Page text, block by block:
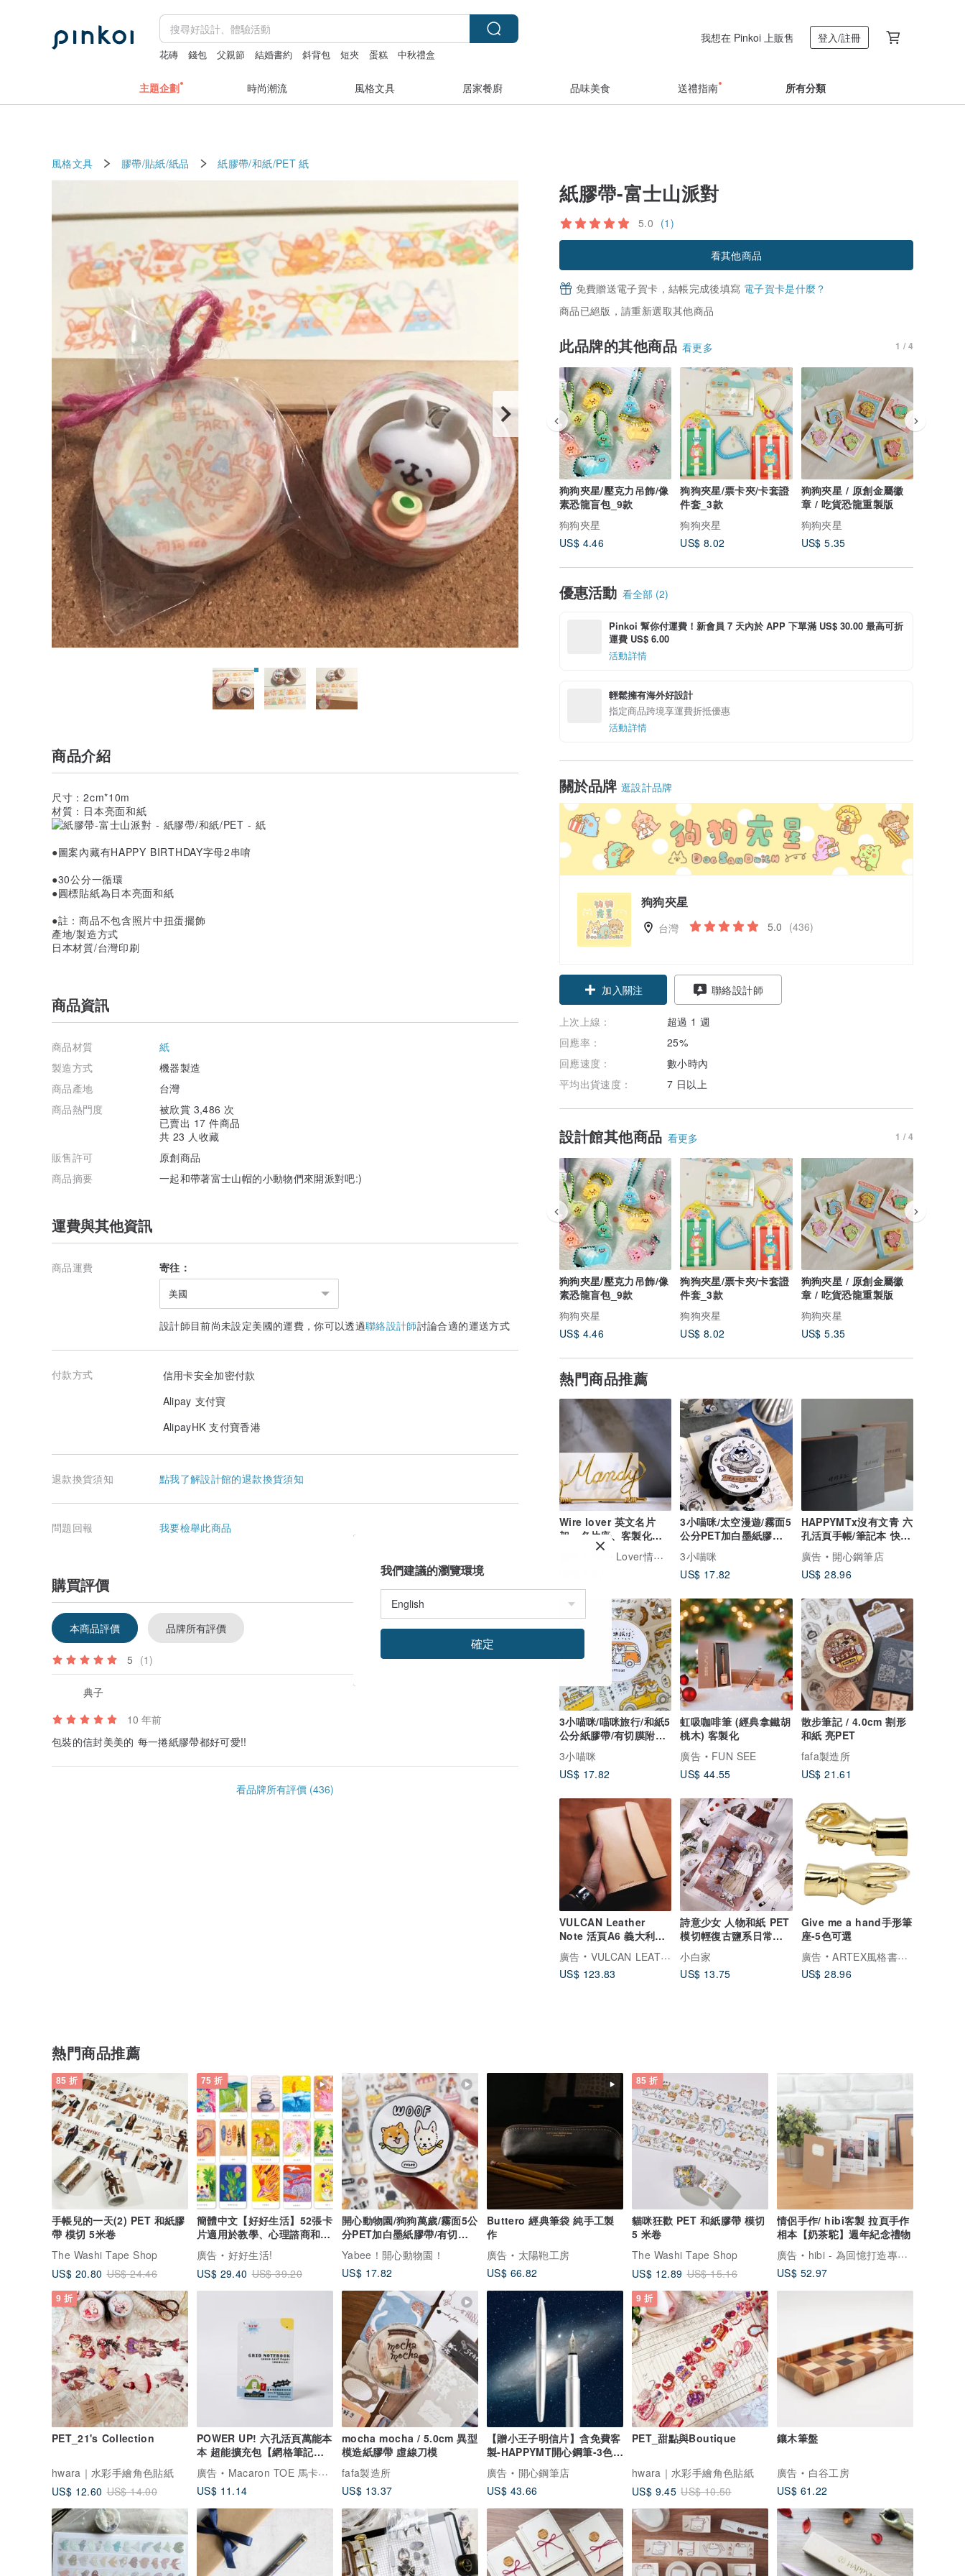
花磚 錢包 父親節 結婚書約 斜背包 短夾 蛋糕 中秋禮盒
我想在 Pinkoi 上販售 登入/註冊
主題企劃 時尚潮流 風格文具 居家餐廚 品味美食 送禮指南 所有分類
風格文具 膠帶/貼紙/紙品 紙膠帶/和紙/PET 紙
紙膠帶-富士山派對
5.0 (1)
看其他商品
免費贈送電子賀卡，結帳完成後填寫 電子賀卡是什麼？
商品已絕版，請重新選取其他商品
此品牌的其他商品 看更多 1 / 4
狗狗夾星/壓克力吊飾/像
素恐龍盲包_9款
狗狗夾星
US$ 4.46
狗狗夾星/票卡夾/卡套證
件套_3款
狗狗夾星
US$ 8.02
狗狗夾星 / 原創金屬徽
章 / 吃貨恐龍重製版
狗狗夾星
US$ 5.35
優惠活動 看全部 (2)
Pinkoi 幫你付運費！新會員 7 天內於 APP 下單滿 US$ 30.00 最高可折
運費 US$ 6.00
活動詳情
輕鬆擁有海外好設計
指定商品跨境享運費折抵優惠
活動詳情
關於品牌 逛設計品牌
狗狗夾星
台灣 5.0 (436)
加入關注 聯絡設計師
上次上線：
超過 1 週
回應率：
25%
回應速度：
數小時內
平均出貨速度：
7 日以上
設計館其他商品 看更多 1 / 4
狗狗夾星/壓克力吊飾/像
素恐龍盲包_9款
狗狗夾星
US$ 4.46
狗狗夾星/票卡夾/卡套證
件套_3款
狗狗夾星
US$ 8.02
狗狗夾星 / 原創金屬徽
章 / 吃貨恐龍重製版
狗狗夾星
US$ 5.35
熱門商品推薦
Wire lover 英文名片
架、名片座、客製化、
金屬線創作 耶誕節禮物
Wire Lover情鋁線藝術工作室
3小喵咪/太空漫遊/霧面5
公分PET加白墨紙膠帶/
有切膜附離型紙
3小喵咪
US$ 17.82
HAPPYMTx沒有文青 六
孔活頁手帳/筆記本 快速
出貨
廣告
開心鋼筆店
US$ 28.96
3小喵咪/喵咪旅行/和紙5
公分紙膠帶/有切膜附離
型紙
3小喵咪
US$ 17.82
虹吸咖啡筆 (經典拿鐵胡
桃木) 客製化
廣告
FUN SEE
US$ 44.55
散步筆記 / 4.0cm 割形
和紙 亮PET
fafa製造所
US$ 21.61
VULCAN Leather
Note 活頁A6 義大利A
級植鞣牛革 可加購壓印
服務
廣告
VULCAN LEATHER 精品手工皮件
US$ 123.83
詩意少女 人物和紙 PET
模切輕復古鹽系日常文
創手帳膠帶
小白家
US$ 13.75
Give me a hand手形筆
座-5色可選
廣告
ARTEX風格書寫精品
US$ 28.96
商品介紹
尺寸：2cm*10m
材質：日本亮面和紙
●圖案內藏有HAPPY BIRTHDAY字母2串唷
●30公分一循環
●圓標貼紙為日本亮面和紙
●註：商品不包含照片中扭蛋擺飾
產地/製造方式
日本材質/台灣印刷
商品資訊
商品材質
紙
製造方式
機器製造
商品產地
台灣
商品熱門度
被欣賞 3,486 次
已賣出 17 件商品
共 23 人收藏
販售許可
原創商品
商品摘要
一起和帶著富士山帽的小動物們來開派對吧:)
運費與其他資訊
商品運費 寄往：
美國
設計師目前尚未設定美國的運費，你可以透過聯絡設計師討論合適的運送方式
付款方式
信用卡安全加密付款
Alipay 支付寶
AlipayHK 支付寶香港
退款換貨須知 點我了解設計館的退款換貨須知
問題回報 我要檢舉此商品
購買評價
本商品評價 品牌所有評價
5 (1)
典子
10 年前
包裝的信封美美的 每一捲紙膠帶都好可愛!!
看品牌所有評價 (436)
熱門商品推薦
85 折
手帳兒的一天(2) PET 和紙膠
帶 模切 5米卷
The Washi Tape Shop
US$ 20.80 US$ 24.46
75 折
簡體中文【好好生活】52張卡
片適用於教學、心理諮商和
個、易安妮
廣告
好好生活!
US$ 29.40 US$ 39.20
開心動物園/狗狗萬歲/霧面5公
分PET加白墨紙膠帶/有切膜
附離型紙
Yabee！開心動物園！
US$ 17.82
Buttero 經典筆袋 純手工製
作
廣告
太陽鞄工房
US$ 66.82
85 折
貓咪狂歡 PET 和紙膠帶 模切
5 米卷
The Washi Tape Shop
US$ 12.89 US$ 15.16
情侶手作/ hibi客製 拉頁手作
相本【奶茶駝】週年紀念禮物
廣告
hibi - 為回憶打造專屬的家
US$ 52.97
9 折
PET_21's Collection
hwara｜水彩手繪角色貼紙
US$ 12.60 US$ 14.00
POWER UP! 六孔活頁萬能本
本 超能擴充包【網格筆記內
頁】
廣告
Macaron TOE 馬卡龍腳趾
US$ 11.14
mocha mocha / 5.0cm 異型
模造紙膠帶 虛線刀模
fafa製造所
US$ 13.37
【贈小王子明信片】含免費客
製-HAPPYMT開心鋼筆-3色可
選
廣告
開心鋼筆店
US$ 43.66
9 折
PET_甜點與Boutique
hwara｜水彩手繪角色貼紙
US$ 9.45 US$ 10.50
鑲木筆盤
廣告
白谷工房
US$ 61.22
我們建議的瀏覽環境
確定